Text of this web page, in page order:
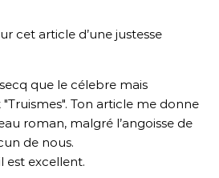
cet article d’une justesse
que le célebre mais
Ton article me donne
roman, malgré l’angoisse de
de nous.
est excellent.